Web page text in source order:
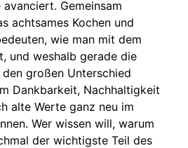
Gemeinsam
achtsames Kochen und
wie man mit dem
und weshalb gerade die
großen Unterschied
Dankbarkeit, Nachhaltigkeit
alte Werte ganz neu im
Wer wissen will, warum
der wichtigste Teil des